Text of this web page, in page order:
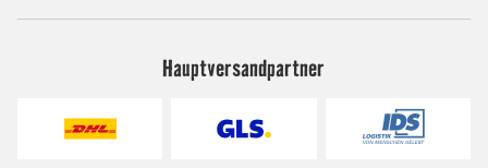
Hauptversandpartner